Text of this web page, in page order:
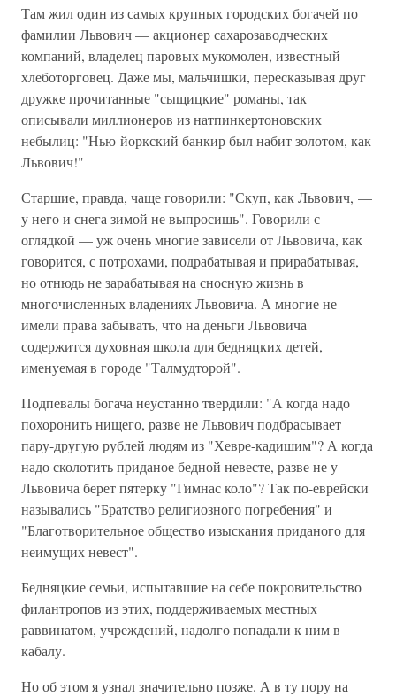
Там жил один из самых крупных городских богачей по
фамилии Львович — акционер сахарозаводческих
компаний, владелец паровых мукомолен, известный
хлеботорговец. Даже мы, мальчишки, пересказывая друг
дружке прочитанные "сыщицкие" романы, так
описывали миллионеров из натпинкертоновских
небылиц: "Нью-йоркский банкир был набит золотом, как
Львович!"
Старшие, правда, чаще говорили: "Скуп, как Львович, —
у него и снега зимой не выпросишь". Говорили с
оглядкой — уж очень многие зависели от Львовича, как
говорится, с потрохами, подрабатывая и прирабатывая,
но отнюдь не зарабатывая на сносную жизнь в
многочисленных владениях Львовича. А многие не
имели права забывать, что на деньги Львовича
содержится духовная школа для бедняцких детей,
именуемая в городе "Талмудторой".
Подпевалы богача неустанно твердили: "А когда надо
похоронить нищего, разве не Львович подбрасывает
пару-другую рублей людям из "Хевре-кадишим"? А когда
надо сколотить приданое бедной невесте, разве не у
Львовича берет пятерку "Гимнас коло"? Так по-еврейски
назывались "Братство религиозного погребения" и
"Благотворительное общество изыскания приданого для
неимущих невест".
Бедняцкие семьи, испытавшие на себе покровительство
филантропов из этих, поддерживаемых местных
раввинатом, учреждений, надолго попадали к ним в
кабалу.
Но об этом я узнал значительно позже. А в ту пору на